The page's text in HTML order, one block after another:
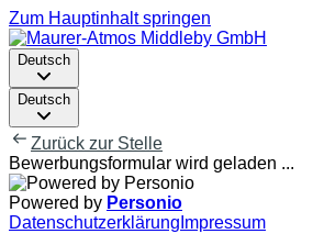
Zum Hauptinhalt springen
Deutsch
Deutsch
Zurück zur Stelle
Bewerbungsformular wird geladen ...
Powered by Personio
Datenschutzerklärung Impressum